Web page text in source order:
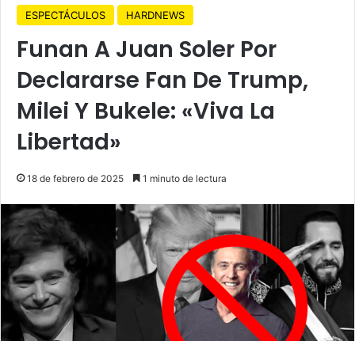
ESPECTÁCULOS HARDNEWS
Funan A Juan Soler Por
Declararse Fan De Trump,
Milei Y Bukele: «Viva La
Libertad»
18 de febrero de 2025 1 minuto de lectura